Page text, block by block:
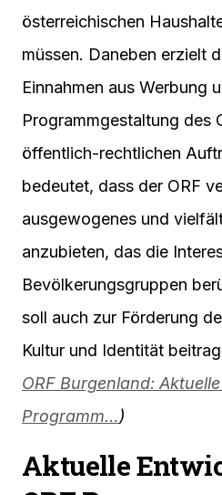
österreichischen
müssen. Daneben erzielt
Einnahmen aus Werbung
Programmgestaltung des
öffentlich-rechtlichen
bedeutet, dass der ORF
ausgewogenes und
anzubieten, das die
Bevölkerungsgruppen
soll auch zur Förderung
Kultur und Identität
ORF Burgenland:
Programm…)
Aktuelle